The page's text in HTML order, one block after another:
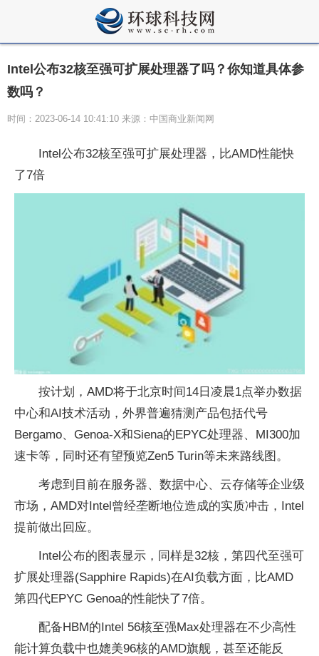
Intel公布32核至强可扩展处理器了吗？你知道具体参
数吗？
时间：2023-06-14 10:41:10 来源：中国商业新闻网
Intel公布32核至强可扩展处理器，比AMD性能快
了7倍
按计划，AMD将于北京时间14日凌晨1点举办数据
中心和AI技术活动，外界普遍猜测产品包括代号
Bergamo、Genoa-X和Siena的EPYC处理器、MI300加
速卡等，同时还有望预览Zen5 Turin等未来路线图。
考虑到目前在服务器、数据中心、云存储等企业级
市场，AMD对Intel曾经垄断地位造成的实质冲击，Intel
提前做出回应。
Intel公布的图表显示，同样是32核，第四代至强可
扩展处理器(Sapphire Rapids)在AI负载方面，比AMD
第四代EPYC Genoa的性能快了7倍。
配备HBM的Intel 56核至强Max处理器在不少高性
能计算负载中也媲美96核的AMD旗舰，甚至还能反